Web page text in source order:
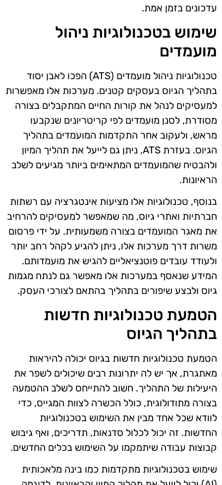
עדכונים בזמן אמת.
שימוש בטכנולוגיות ניהול
מועמדים
טכנולוגיות ניהול מועמדים (ATS) הפכו לאבן יסוד
בתהליך הגיוס בעסקים קטנים. מערכות אלו מאפשרות
למעסיקים לנהל את קורות החיים המתקבלים בצורה
מסודרת, לסנן מועמדים לפי קריטריונים שנקבעו
מראש, ולעקוב אחר התקדמות המועמדים בתהליך
הגיוס. בעזרת ATS, ניתן גם לייעל את תהליך המיון
ולהבטיח שהמועמדים המתאימים ביותר מגיעים לשלב
הראיונות.
בנוסף, טכנולוגיות אלו מציעות אינטגרציה עם רשתות
חברתיות ואתרי גיוס, מה שמאפשר למעסיקים להרחיב
את מאגר המועמדים בצורה משמעותית. על ידי פרסום
משרות דרך מערכות אלו, ניתן להגיע לקהל רחב יותר
ולעודד עובדים פוטנציאליים להגיש את מועמדותם.
המידע שנאסף במערכות אלו מאפשר גם לנתח מגמות
גיוס ולבצע שיפורים בתהליך בהתאם לצורכי העסק.
הטמעת טכנולוגיות חדשות
בתהליך הגיוס
הטמעת טכנולוגיות חדשות בגיוס יכולה להיראות
מאתגרת, אך יש לה יתרונות רבים שיכולים לשפר את
היעילות של התהליך. חשוב להתייחס לשלב ההטמעה
בצורה מתודולוגית, כולל הכשרה לצוות המגייס, כדי
לוודא שכל אחד מבין את השימוש בטכנולוגיות
החדשות. זה יכול לכלול סדנאות, תדריכים, ואף גיבוש
קבוצות עבודה שיתמקמו על השימוש בכלים החדשים.
שימוש בטכנולוגיות מתקדמות כמו בינה מלאכותית